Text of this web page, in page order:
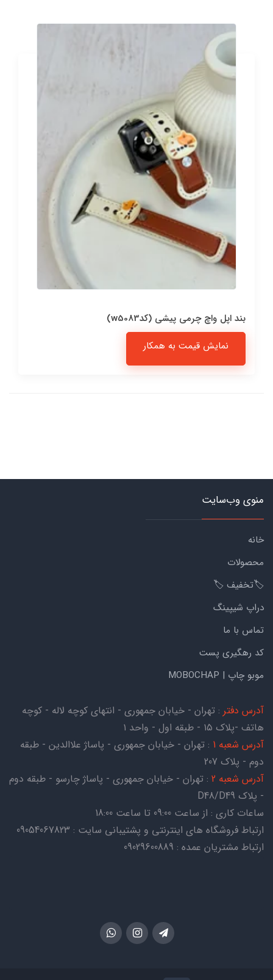
بند اپل واچ چرمی پیشی (کدw5083)
نمایش قیمت به همکار
منوی وب‌سایت
خانه
محصولات
🏷️تخفیف 🏷️
دراپ شیپینگ
تماس با ما
کد رهگیری پست
موبو چاپ | MOBOCHAP
آدرس دفتر : تهران - خیابان جمهوری - انتهای کوچه لاله - کوچه
هاتف -پلاک ۱۵ - طبقه اول - واحد ۱
آدرس شعبه 1
: تهران - خیابان جمهوری - پاساژ علاالدین - طبقه
دوم - پلاک 207
آدرس شعبه 2
: تهران - خیابان جمهوری - پاساژ چارسو - طبقه دوم
- پلاک D48/D49
ساعات کاری : از ساعت 09:00 تا ساعت 18:00
ارتباط فروشگاه های اینترنتی و پشتیبانی سایت : 09054067823
ارتباط مشتریان عمده : 09029600889